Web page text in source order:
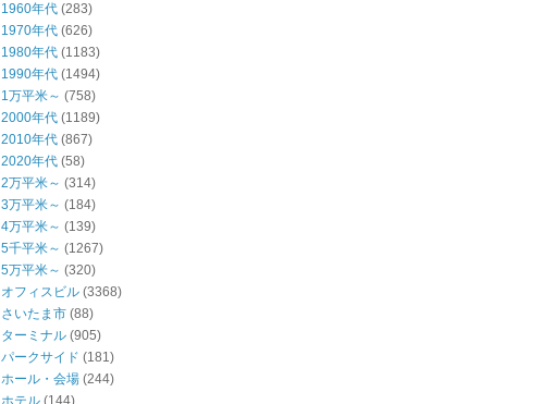
1960年代 (283)
1970年代 (626)
1980年代 (1183)
1990年代 (1494)
1万平米～ (758)
2000年代 (1189)
2010年代 (867)
2020年代 (58)
2万平米～ (314)
3万平米～ (184)
4万平米～ (139)
5千平米～ (1267)
5万平米～ (320)
オフィスビル (3368)
さいたま市 (88)
ターミナル (905)
パークサイド (181)
ホール・会場 (244)
ホテル (144)